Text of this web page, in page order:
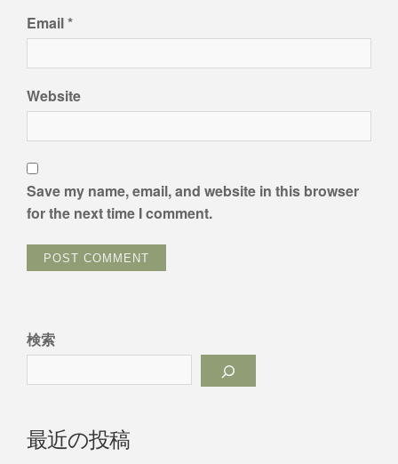
Email*
Website
Save my name, email, and website in this browser
for the next time I comment.
検索
最近の投稿